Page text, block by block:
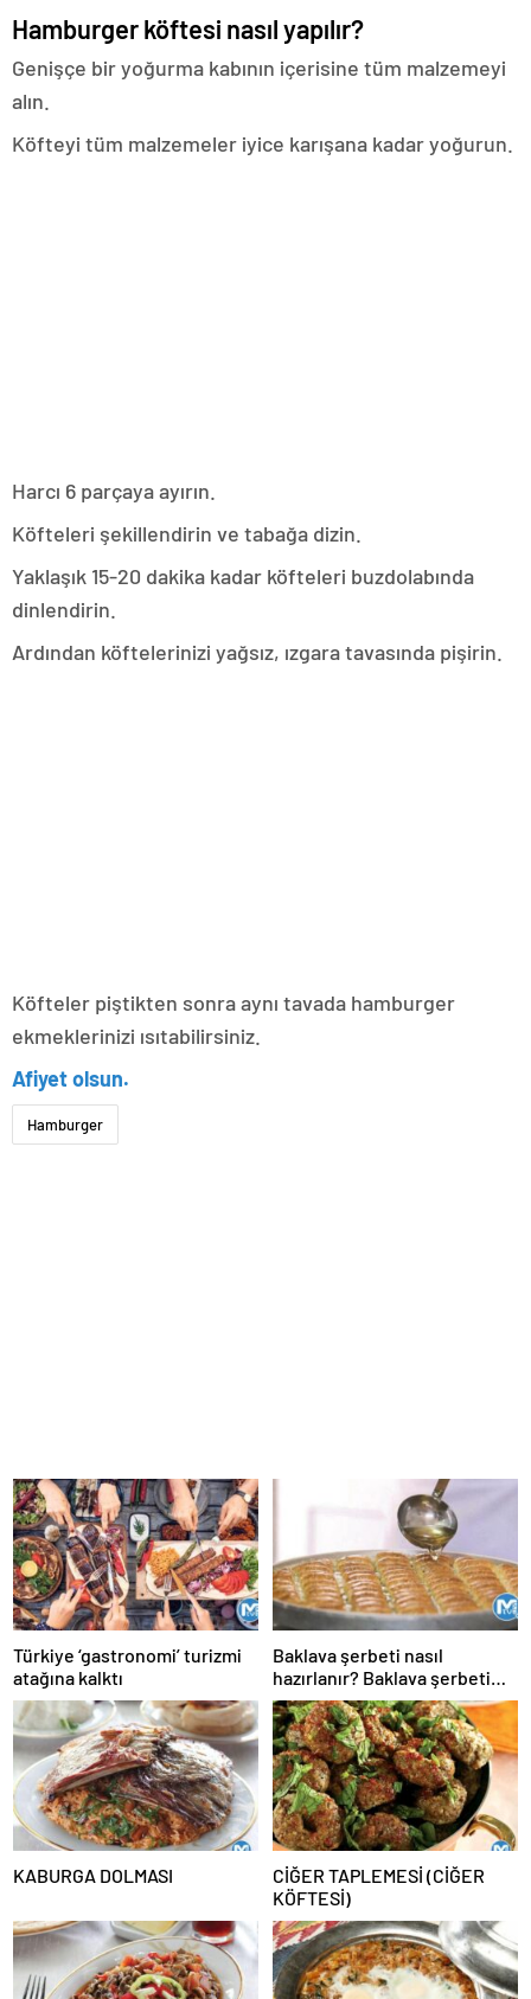
Hamburger köftesi nasıl yapılır?
Genişçe bir yoğurma kabının içerisine tüm malzemeyi
alın.
Köfteyi tüm malzemeler iyice karışana kadar yoğurun.
Harcı 6 parçaya ayırın.
Köfteleri şekillendirin ve tabağa dizin.
Yaklaşık 15-20 dakika kadar köfteleri buzdolabında
dinlendirin.
Ardından köftelerinizi yağsız, ızgara tavasında pişirin.
Köfteler piştikten sonra aynı tavada hamburger
ekmeklerinizi ısıtabilirsiniz.
Afiyet olsun.
Hamburger
Türkiye ‘gastronomi’ turizmi
atağına kalktı
Baklava şerbeti nasıl
hazırlanır? Baklava şerbeti
ölçüsü, kıvamı, tarifi
KABURGA DOLMASI
CİĞER TAPLEMESİ (CİĞER
KÖFTESİ)